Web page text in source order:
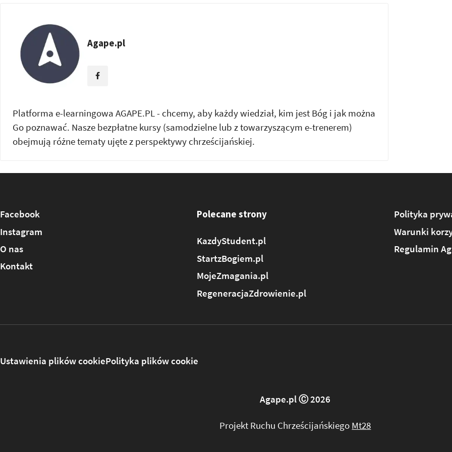
Agape.pl
Platforma e-learningowa AGAPE.PL - chcemy, aby każdy wiedział, kim jest Bóg i jak można
Go poznawać. Nasze bezpłatne kursy (samodzielne lub z towarzyszącym e-trenerem)
obejmują różne tematy ujęte z perspektywy chrześcijańskiej.
Facebook
Instagram
O nas
Kontakt
Polecane strony
KazdyStudent.pl
StartzBogiem.pl
MojeZmagania.pl
RegeneracjaZdrowienie.pl
Polityka
Warunki
Regulamin
Ustawienia plików cookiePolityka plików cookie
Agape.pl Ⓒ 2026
Projekt Ruchu Chrześcijańskiego Mt28